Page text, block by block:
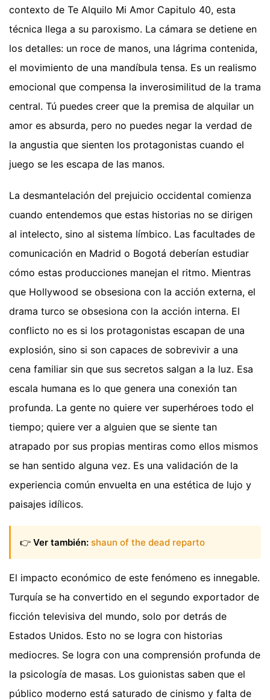
contexto de Te Alquilo Mi Amor Capitulo 40, esta
técnica llega a su paroxismo. La cámara se detiene en
los detalles: un roce de manos, una lágrima contenida,
el movimiento de una mandíbula tensa. Es un realismo
emocional que compensa la inverosimilitud de la trama
central. Tú puedes creer que la premisa de alquilar un
amor es absurda, pero no puedes negar la verdad de
la angustia que sienten los protagonistas cuando el
juego se les escapa de las manos.
La desmantelación del prejuicio occidental comienza
cuando entendemos que estas historias no se dirigen
al intelecto, sino al sistema límbico. Las facultades de
comunicación en Madrid o Bogotá deberían estudiar
cómo estas producciones manejan el ritmo. Mientras
que Hollywood se obsesiona con la acción externa, el
drama turco se obsesiona con la acción interna. El
conflicto no es si los protagonistas escapan de una
explosión, sino si son capaces de sobrevivir a una
cena familiar sin que sus secretos salgan a la luz. Esa
escala humana es lo que genera una conexión tan
profunda. La gente no quiere ver superhéroes todo el
tiempo; quiere ver a alguien que se siente tan
atrapado por sus propias mentiras como ellos mismos
se han sentido alguna vez. Es una validación de la
experiencia común envuelta en una estética de lujo y
paisajes idílicos.
👉 Ver también: shaun of the dead reparto
El impacto económico de este fenómeno es innegable.
Turquía se ha convertido en el segundo exportador de
ficción televisiva del mundo, solo por detrás de
Estados Unidos. Esto no se logra con historias
mediocres. Se logra con una comprensión profunda de
la psicología de masas. Los guionistas saben que el
público moderno está saturado de cinismo y falta de